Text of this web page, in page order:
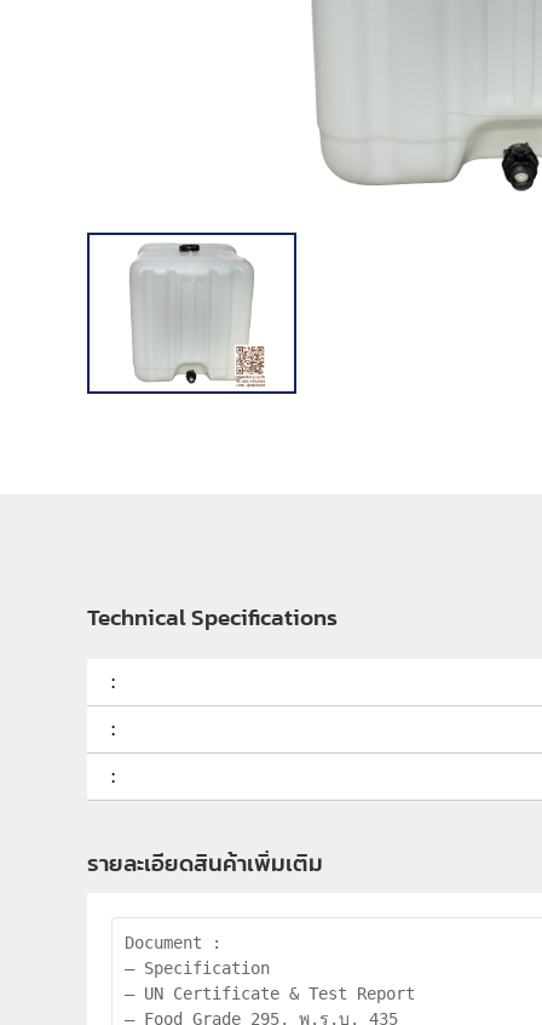
Technical Specifications
:
:
:
รายละเอียดสินค้าเพิ่มเติม
Document :
– Specification
– UN Certificate & Test Report
– Food Grade 295, พ.ร.บ. 435